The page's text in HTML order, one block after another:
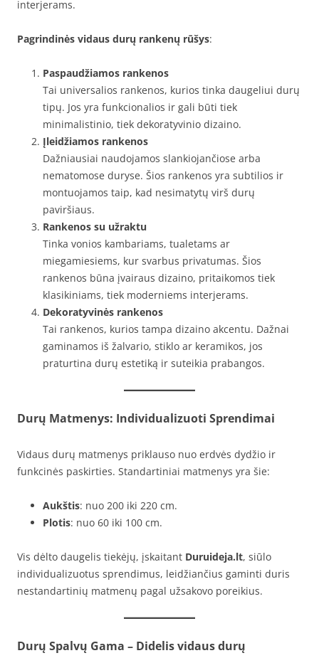
interjerams.
Pagrindinės vidaus durų rankenų rūšys:
Paspaudžiamos rankenos
Tai universalios rankenos, kurios tinka daugeliui durų
tipų. Jos yra funkcionalios ir gali būti tiek
minimalistinio, tiek dekoratyvinio dizaino.
Įleidžiamos rankenos
Dažniausiai naudojamos slankiojančiose arba
nematomose duryse. Šios rankenos yra subtilios ir
montuojamos taip, kad nesimatytų virš durų
paviršiaus.
Rankenos su užraktu
Tinka vonios kambariams, tualetams ar
miegamiesiems, kur svarbus privatumas. Šios
rankenos būna įvairaus dizaino, pritaikomos tiek
klasikiniams, tiek moderniems interjerams.
Dekoratyvinės rankenos
Tai rankenos, kurios tampa dizaino akcentu. Dažnai
gaminamos iš žalvario, stiklo ar keramikos, jos
praturtina durų estetiką ir suteikia prabangos.
Durų Matmenys: Individualizuoti Sprendimai
Vidaus durų matmenys priklauso nuo erdvės dydžio ir
funkcinės paskirties. Standartiniai matmenys yra šie:
Aukštis: nuo 200 iki 220 cm.
Plotis: nuo 60 iki 100 cm.
Vis dėlto daugelis tiekėjų, įskaitant Duruideja.lt, siūlo
individualizuotus sprendimus, leidžiančius gaminti duris
nestandartinių matmenų pagal užsakovo poreikius.
Durų Spalvų Gama – Didelis vidaus durų